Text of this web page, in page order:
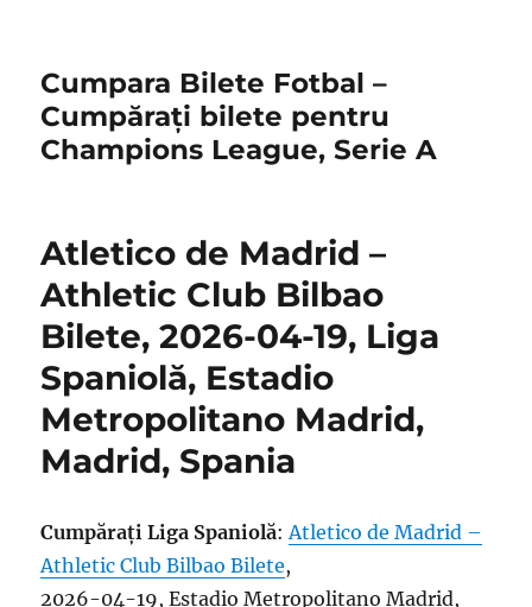
Cumpara Bilete Fotbal –
Cumpărați bilete pentru
Champions League, Serie A
Atletico de Madrid –
Athletic Club Bilbao
Bilete, 2026-04-19, Liga
Spaniolă, Estadio
Metropolitano Madrid,
Madrid, Spania
Cumpărați Liga Spaniolă:Atletico de Madrid –
Athletic Club Bilbao Bilete,
2026-04-19, Estadio Metropolitano Madrid,